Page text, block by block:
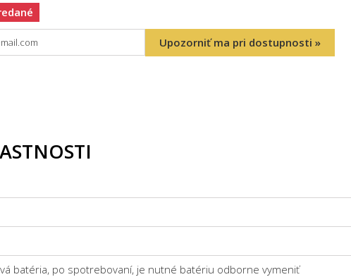
Upozorniť ma pri dostupnosti »
batéria, po spotrebovaní, je nutné batériu odborne vymeniť